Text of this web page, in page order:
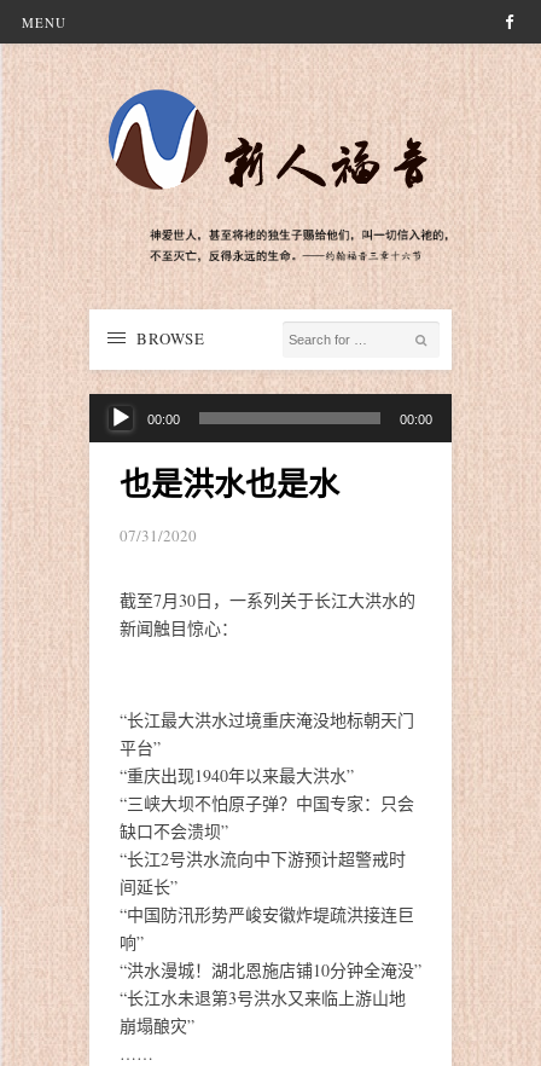
MENU
BROWSE
00:00 00:00
也是洪水也是水
07/31/2020
截至7月30日，一系列关于长江大洪水的
新闻触目惊心：
“长江最大洪水过境重庆淹没地标朝天门
平台”
“重庆出现1940年以来最大洪水”
“三峡大坝不怕原子弹？中国专家：只会
缺口不会溃坝”
“长江2号洪水流向中下游预计超警戒时
间延长”
“中国防汛形势严峻安徽炸堤疏洪接连巨
响”
“洪水漫城！湖北恩施店铺10分钟全淹没”
“长江水未退第3号洪水又来临上游山地
崩塌酿灾”
……